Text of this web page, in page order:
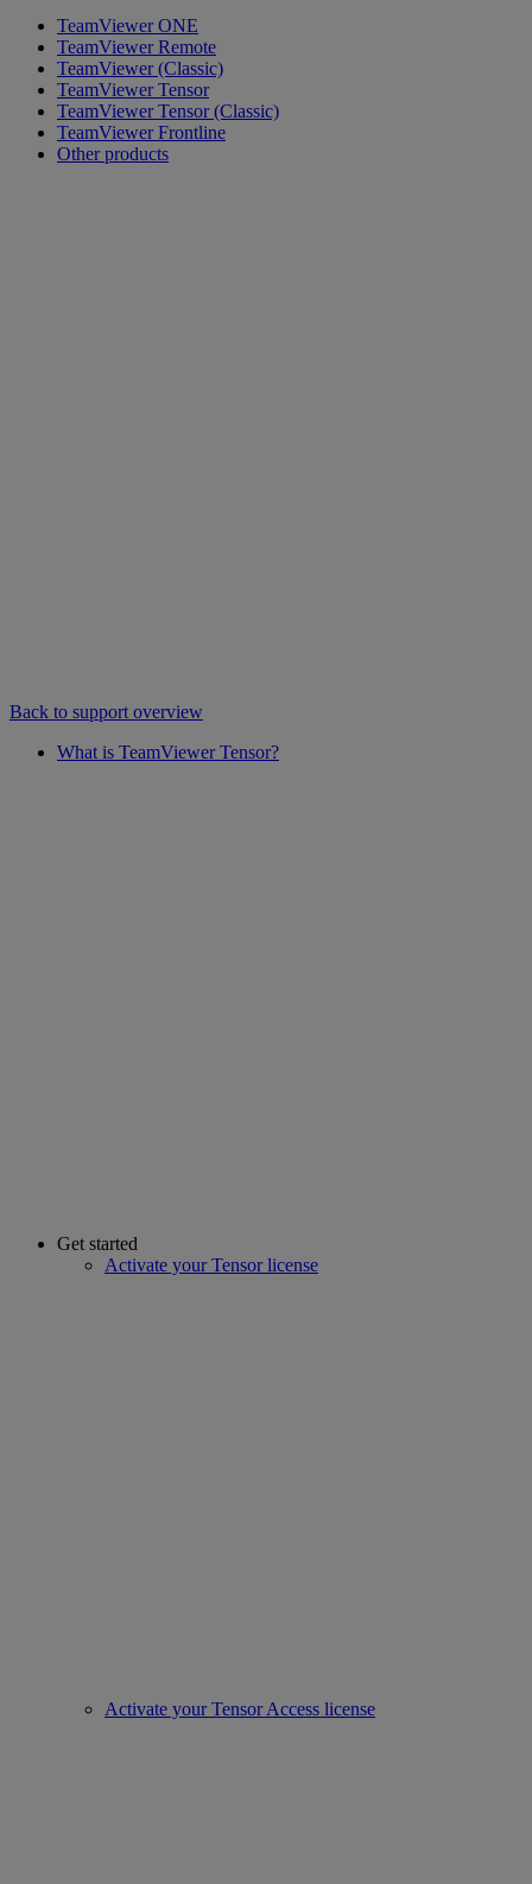
TeamViewer ONE
TeamViewer Remote
TeamViewer (Classic)
TeamViewer Tensor
TeamViewer Tensor (Classic)
TeamViewer Frontline
Other products
Back to support overview
What is TeamViewer Tensor?
Get started
Activate your Tensor license
Activate your Tensor Access license